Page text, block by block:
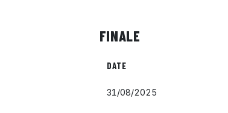
FINALE
DATE
31/08/2025